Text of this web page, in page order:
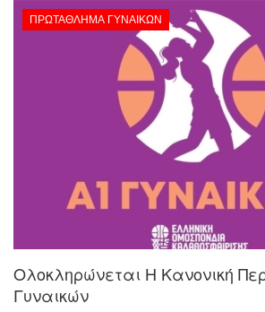
ΠΡΩΤΆΘΛΗΜΑ ΓΥΝΑΙΚΏΝ
Ολοκληρώνεται Η Κανονική
Γυναικών